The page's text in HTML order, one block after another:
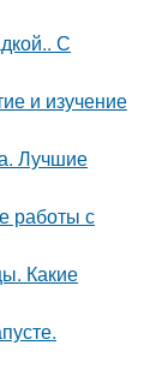
С
и изучение
Лучшие
работы с
Какие